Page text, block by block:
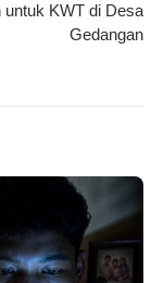
untuk KWT di Desa
Gedangan